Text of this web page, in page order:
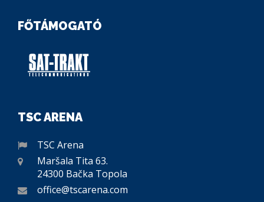
FŐTÁMOGATÓ
TSC ARENA
TSC Arena
Maršala Tita 63.
24300 Bačka Topola
office@tscarena.com